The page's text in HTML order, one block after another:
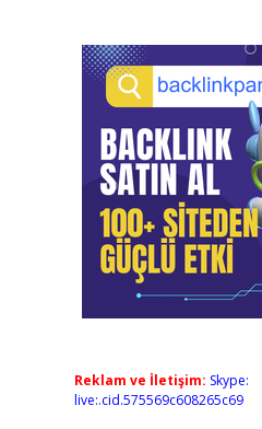
Reklam ve İletişim: Skype:
live:.cid.575569c608265c69